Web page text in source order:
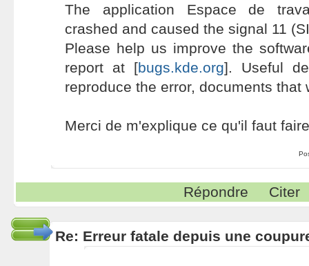
The application Espace de
crashed and caused the signal 11
Please help us improve the
report at [bugs.kde.org]. Useful
reproduce the error, documents that
Merci de m'explique ce qu'il faut
Répondre Citer
Re: Erreur fatale depuis une